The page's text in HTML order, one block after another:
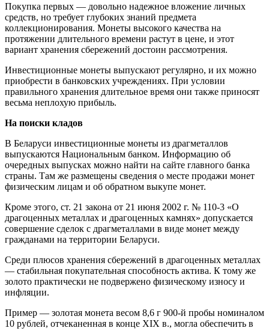
Покупка первых — довольно надежное вложение личных
средств, но требует глубоких знаний предмета
коллекционирования. Монеты высокого качества на
протяжении длительного времени растут в цене, и этот
вариант хранения сбережений достоин рассмотрения.
Инвестиционные монеты выпускают регулярно, и их можно
приобрести в банковских учреждениях. При условии
правильного хранения длительное время они также приносят
весьма неплохую прибыль.
На поиски кладов
В Беларуси инвестиционные монеты из драгметаллов
выпускаются Национальным банком. Информацию об
очередных выпусках можно найти на сайте главного банка
страны. Там же размещены сведения о месте продажи монет
физическим лицам и об обратном выкупе монет.
Кроме этого, ст. 21 закона от 21 июня 2002 г. № 110-3 «О
драгоценных металлах и драгоценных камнях» допускается
совершение сделок с драгметаллами в виде монет между
гражданами на территории Беларуси.
Среди плюсов хранения сбережений в драгоценных металлах
— стабильная покупательная способность актива. К тому же
золото практически не подвержено физическому износу и
инфляции.
Пример — золотая монета весом 8,6 г 900-й пробы номиналом
10 рублей, отчеканенная в конце XIX в., могла обеспечить в